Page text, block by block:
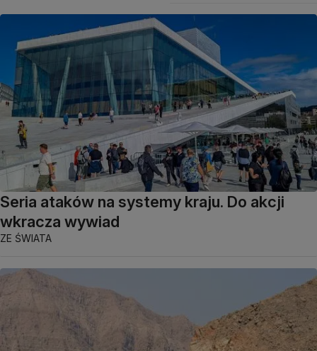
Seria ataków na systemy kraju. Do akcji
wkracza wywiad
ZE ŚWIATA